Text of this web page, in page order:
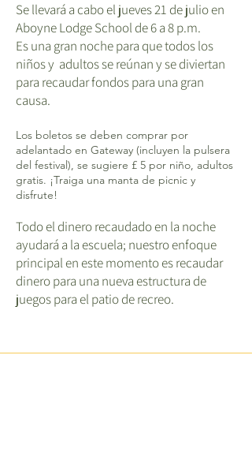
Se llevará a cabo el jueves 21 de julio en
Aboyne Lodge School de 6 a 8 p.m.
Es una gran noche para que todos los
niños y adultos se reúnan y se diviertan
para recaudar fondos para una gran
causa.
Los boletos se deben comprar por
adelantado en Gateway (incluyen la pulsera
del festival), se sugiere £ 5 por niño, adultos
gratis. ¡Traiga una manta de picnic y
disfrute!
Todo el dinero recaudado en la noche
ayudará a la escuela; nuestro enfoque
principal en este momento es recaudar
dinero para una nueva estructura de
juegos para el patio de recreo.